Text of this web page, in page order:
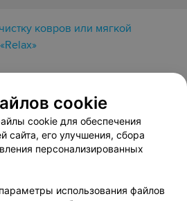
ковров или мягкой
cookie
cookie для обеспечения
сайта, его улучшения, сбора
персонализированных
использования файлов